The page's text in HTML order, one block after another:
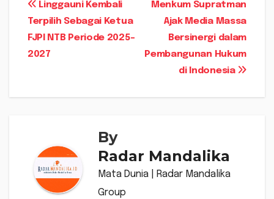
Navigasi
pos
Menkum Supratman
Ajak Media Massa
Bersinergi dalam
Pembangunan Hukum
di Indonesia
Linggauni Kembali
Terpilih Sebagai Ketua
FJPI NTB Periode 2025-
2027
By
Radar Mandalika
Mata Dunia | Radar Mandalika
Group